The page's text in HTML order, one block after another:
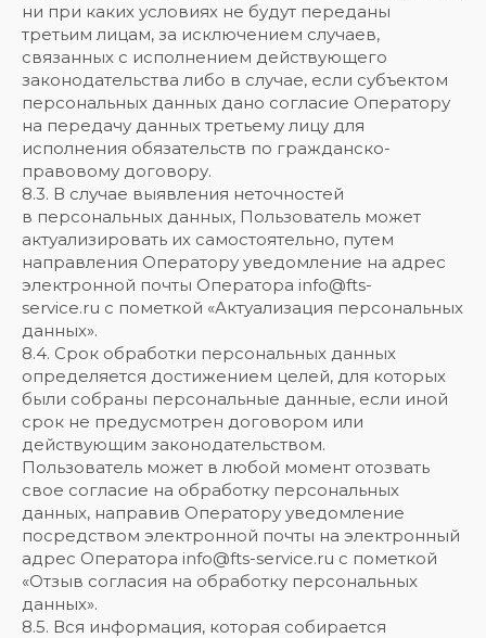
ни при каких условиях не будут переданы
третьим лицам, за исключением случаев,
связанных с исполнением действующего
законодательства либо в случае, если субъектом
персональных данных дано согласие Оператору
на передачу данных третьему лицу для
исполнения обязательств по гражданско-
правовому договору.
8.3. В случае выявления неточностей
в персональных данных, Пользователь может
актуализировать их самостоятельно, путем
направления Оператору уведомление на адрес
электронной почты Оператора info@fts-
service.ru с пометкой «Актуализация персональных
данных».
8.4. Срок обработки персональных данных
определяется достижением целей, для которых
были собраны персональные данные, если иной
срок не предусмотрен договором или
действующим законодательством.
Пользователь может в любой момент отозвать
свое согласие на обработку персональных
данных, направив Оператору уведомление
посредством электронной почты на электронный
адрес Оператора info@fts-service.ru с пометкой
«Отзыв согласия на обработку персональных
данных».
8.5. Вся информация, которая собирается